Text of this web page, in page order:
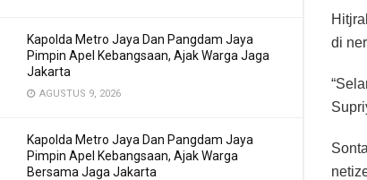
Kapolda Metro Jaya Dan Pangdam Jaya
Pimpin Apel Kebangsaan, Ajak Warga Jaga
Jakarta
AGUSTUS 9, 2026
Kapolda Metro Jaya Dan Pangdam Jaya
Pimpin Apel Kebangsaan, Ajak Warga
Bersama Jaga Jakarta
di